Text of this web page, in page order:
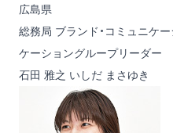
広島県
総務局 ブランド・コミュニケ
ケーショングループリーダー
石田 雅之 いしだ まさゆき